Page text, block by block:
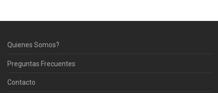
Quienes Somos?
Preguntas Frecuentes
Contacto